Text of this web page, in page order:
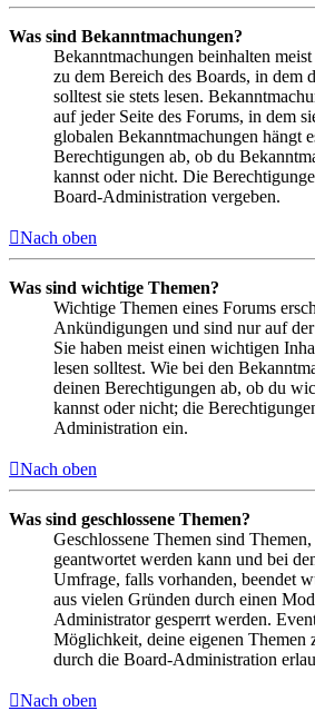
Was sind Bekanntmachungen?
Bekanntmachungen beinhalten
zu dem Bereich des Boards, in dem
solltest sie stets lesen.
auf jeder Seite des Forums, in dem
globalen Bekanntmachungen hängt
Berechtigungen ab, ob du
kannst oder nicht. Die
Board-Administration vergeben.
Nach oben
Was sind wichtige Themen?
Wichtige Themen eines Forums
Ankündigungen und sind nur auf der
Sie haben meist einen wichtigen
lesen solltest. Wie bei den
deinen Berechtigungen ab, ob du
kannst oder nicht; die
Administration ein.
Nach oben
Was sind geschlossene Themen?
Geschlossene Themen sind
geantwortet werden kann und bei
Umfrage, falls vorhanden, beendet
aus vielen Gründen durch einen
Administrator gesperrt werden.
Möglichkeit, deine eigenen Themen
durch die Board-Administration
Nach oben